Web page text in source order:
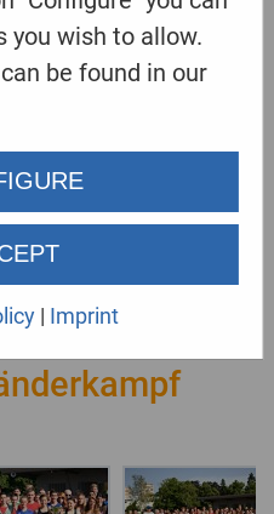
you wish to allow.
be found in our
| Imprint